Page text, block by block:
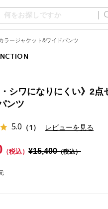
ラージャケット&ワイドパンツ
・シワになりにくい》2
ンツ
5.0 （1） レビューを見る
（税込） ¥15,400（税込）